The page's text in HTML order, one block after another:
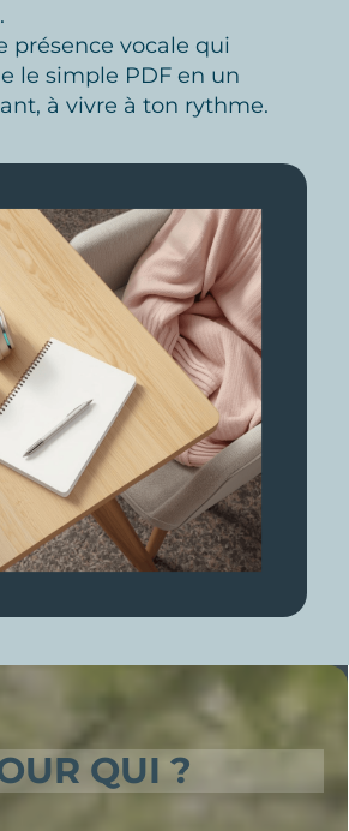
présence vocale qui
le simple PDF en un
à vivre à ton rythme.
QUI ?